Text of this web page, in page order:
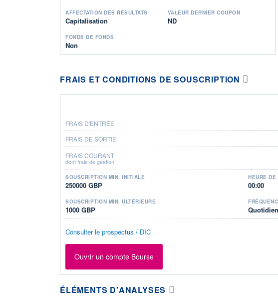
AFFECTATION DES RÉSULTATS
Capitalisation
VALEUR DERNIER COUPON
ND
FONDS DE FONDS
Non
FRAIS ET CONDITIONS DE SOUSCRIPTION
FRAIS D'ENTRÉE
FRAIS DE SORTIE
FRAIS COURANT
dont frais de gestion
SOUSCRIPTION MIN. INITIALE
250000 GBP
HEURE DE
00:00
SOUSCRIPTION MIN. ULTÉRIEURE
1000 GBP
Consulter le prospectus / DIC
Ouvrir un compte Bourse
ÉLÉMENTS D'ANALYSES